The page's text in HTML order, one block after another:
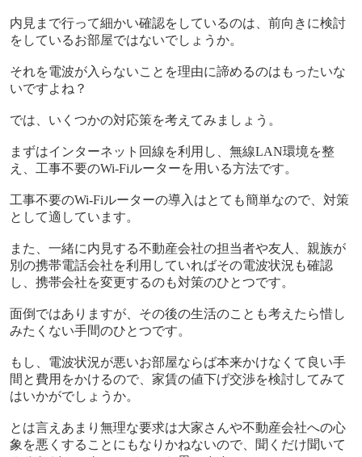
内見まで行って細かい確認をしているのは、前向きに検討
をしているお部屋ではないでしょうか。
それを電波が入らないことを理由に諦めるのはもったいな
いですよね？
では、いくつかの対応策を考えてみましょう。
まずはインターネット回線を利用し、無線LAN環境を整
え、工事不要のWi-Fiルーターを用いる方法です。
工事不要のWi-Fiルーターの導入はとても簡単なので、対策
として適しています。
また、一緒に内見する不動産会社の担当者や友人、親族が
別の携帯電話会社を利用していればその電波状況も確認
し、携帯会社を変更するのも対策のひとつです。
面倒ではありますが、その後の生活のことも考えたら惜し
みたくない手間のひとつです。
もし、電波状況が悪いお部屋ならば本来かけなくて良い手
間と費用をかけるので、家賃の値下げ交渉を検討してみて
はいかがでしょうか。
とは言えあまり無理な要求は大家さんや不動産会社への心
象を悪くすることにもなりかねないので、聞くだけ聞いて